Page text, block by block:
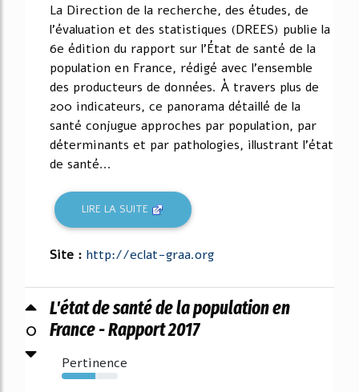
La Direction de la recherche, des études, de
l'évaluation et des statistiques (DREES) publie la
6e édition du rapport sur l'État de santé de la
population en France, rédigé avec l'ensemble
des producteurs de données. À travers plus de
200 indicateurs, ce panorama détaillé de la
santé conjugue approches par population, par
déterminants et par pathologies, illustrant l'état
de santé...
LIRE LA SUITE
Site : http://eclat-graa.org
0
L'état de santé de la population en
France - Rapport 2017
Pertinence
60%